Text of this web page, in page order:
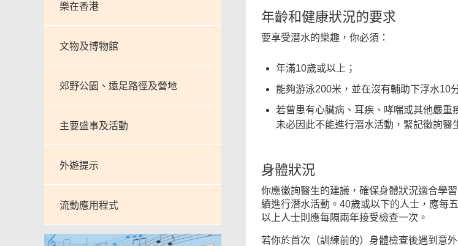
樂在香港
文物及博物館
郊野公園、遠足路徑及營地
主要盛事及活動
外遊提示
流動應用程式
年齡和健康狀況的要求
要享受潛水的樂趣，你必須：
年滿10歲或以上；
能夠游泳200米，並在沒有輔助下浮水10
若曾患有心臟病、耳疾、哮喘或其他嚴
未必因此不能進行潛水活動，緊記徵詢醫
身體狀況
你應徵詢醫生的建議，確保身體狀況適合學
續進行潛水活動。40歲或以下的人士，應每
以上人士則應每隔兩年接受檢查一次。
若你於首次（訓練前的）身體檢查後遇到意